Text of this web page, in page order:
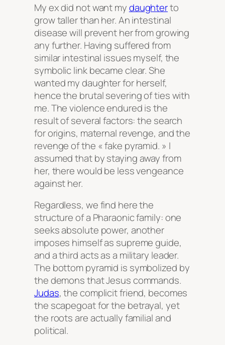
My ex did not want mydaughterto
grow taller than her. An intestinal
disease will prevent her from growing
any further. Having suffered from
similar intestinal issues myself, the
symbolic link became clear. She
wanted my daughter for herself,
hence the brutal severing of ties with
me. The violence endured is the
result of several factors: the search
for origins, maternal revenge, and the
revenge of the « fake pyramid. » I
assumed that by staying away from
her, there would be less vengeance
against her.
Regardless, we find here the
structure of a Pharaonic family: one
seeks absolute power, another
imposes himself as supreme guide,
and a third acts as a military leader.
The bottom pyramid is symbolized by
the demons that Jesus commands.
Judas, the complicit friend, becomes
the scapegoat for the betrayal, yet
the roots are actually familial and
political.